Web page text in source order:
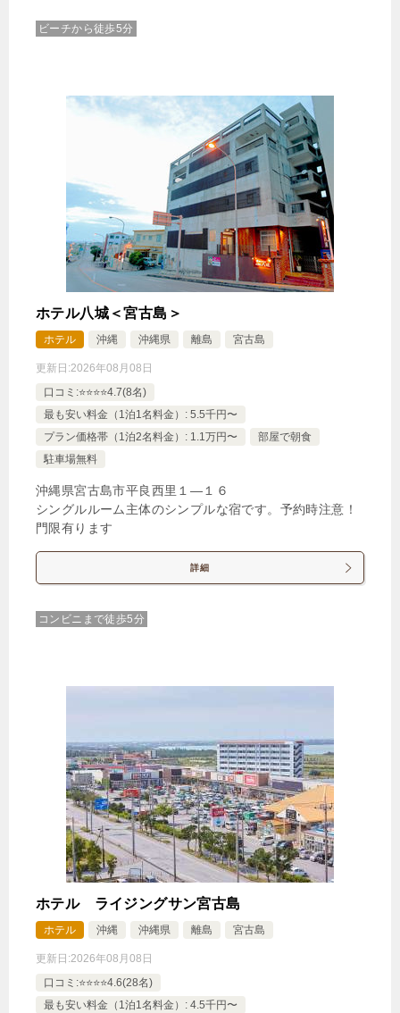
ビーチから徒歩5分
ホテル八城＜宮古島＞
ホテル 沖縄 沖縄県 離島 宮古島
更新日:2026年08月08日
口コミ:⭐️⭐️⭐️⭐️4.7(8名)
最も安い料金（1泊1名料金）: 5.5千円〜
プラン価格帯（1泊2名料金）: 1.1万円〜
部屋で朝食
駐車場無料
沖縄県宮古島市平良西里１―１６
シングルルーム主体のシンプルな宿です。予約時注意！
門限有ります
詳細
コンビニまで徒歩5分
ホテル ライジングサン宮古島
ホテル 沖縄 沖縄県 離島 宮古島
更新日:2026年08月08日
口コミ:⭐️⭐️⭐️⭐️4.6(28名)
最も安い料金（1泊1名料金）: 4.5千円〜